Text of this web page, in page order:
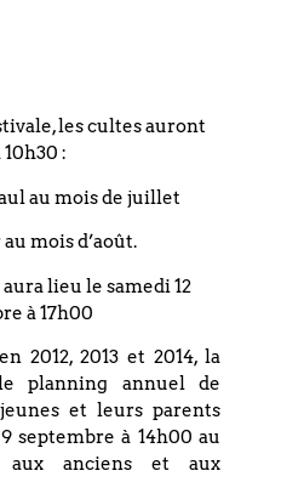
de nous, car en lui nous avons
les cultes auront
:
au mois de juillet
mois d’août.
lieu le samedi 12
à 17h00
2012, 2013 et 2014, la
planning annuel de
et leurs parents
septembre à 14h00 au
aux anciens et aux